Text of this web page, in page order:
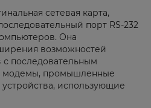
сетевая карта,
порт RS-232
Она
возможностей
с последовательным
модемы, промышленные
использующие